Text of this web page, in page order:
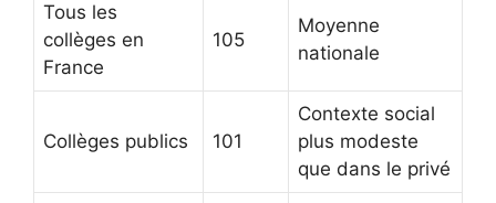
Tous les
collèges en
France
105
Moyenne
nationale
Collèges publics 101
Contexte social
plus modeste
que dans le privé